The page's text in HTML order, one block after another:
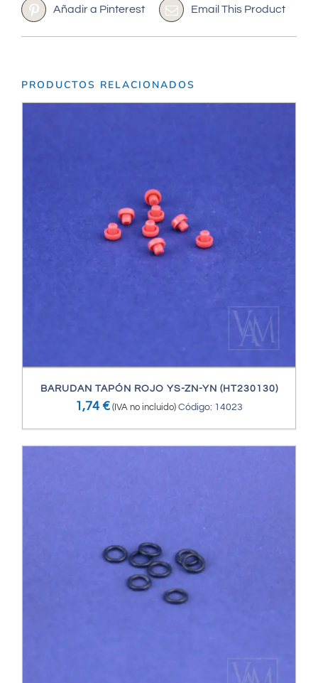
Añadir a Pinterest Email This Product
PRODUCTOS RELACIONADOS
BARUDAN TAPÓN ROJO YS-ZN-YN (HT230130)
1,74 € (IVA no incluido) Código: 14023